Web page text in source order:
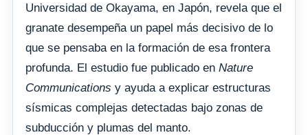
Universidad de Okayama, en Japón, revela que el
granate desempeña un papel más decisivo de lo
que se pensaba en la formación de esa frontera
profunda. El estudio fue publicado en Nature
Communications y ayuda a explicar estructuras
sísmicas complejas detectadas bajo zonas de
subducción y plumas del manto.